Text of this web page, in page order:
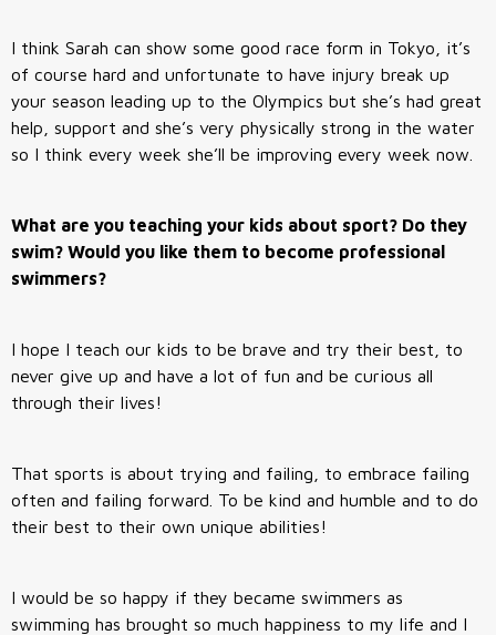
I think Sarah can show some good race form in Tokyo, it’s
of course hard and unfortunate to have injury break up
your season leading up to the Olympics but she’s had great
help, support and she’s very physically strong in the water
so I think every week she’ll be improving every week now.
What are you teaching your kids about sport? Do they
swim? Would you like them to become professional
swimmers?
I hope I teach our kids to be brave and try their best, to
never give up and have a lot of fun and be curious all
through their lives!
That sports is about trying and failing, to embrace failing
often and failing forward. To be kind and humble and to do
their best to their own unique abilities!
I would be so happy if they became swimmers as
swimming has brought so much happiness to my life and I